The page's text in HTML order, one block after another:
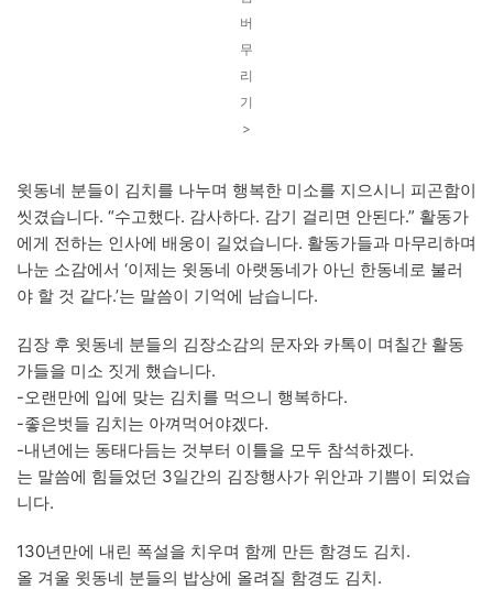
버
무
리
기
>
윗동네 분들이 김치를 나누며 행복한 미소를 지으시니 피곤함이
씻겼습니다. “수고했다. 감사하다. 감기 걸리면 안된다.” 활동가
에게 전하는 인사에 배웅이 길었습니다. 활동가들과 마무리하며
나눈 소감에서 ‘이제는 윗동네 아랫동네가 아닌 한동네로 불러
야 할 것 같다.’는 말씀이 기억에 남습니다.
김장 후 윗동네 분들의 김장소감의 문자와 카톡이 며칠간 활동
가들을 미소 짓게 했습니다.
-오랜만에 입에 맞는 김치를 먹으니 행복하다.
-좋은벗들 김치는 아껴먹어야겠다.
-내년에는 동태다듬는 것부터 이틀을 모두 참석하겠다.
는 말씀에 힘들었던 3일간의 김장행사가 위안과 기쁨이 되었습
니다.
130년만에 내린 폭설을 치우며 함께 만든 함경도 김치.
올 겨울 윗동네 분들의 밥상에 올려질 함경도 김치.